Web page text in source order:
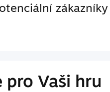
zákazníky
pro Vaši hru